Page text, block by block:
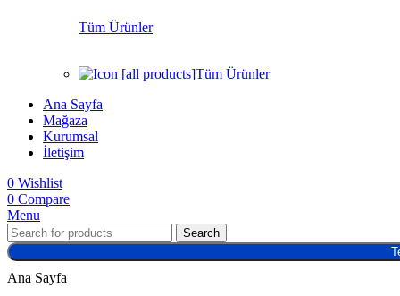
Tüm Ürünler
Tüm Ürünler
Ana Sayfa
Mağaza
Kurumsal
İletişim
0 Wishlist
0 Compare
Menu
Search
Ana Sayfa